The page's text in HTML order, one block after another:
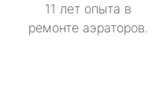
11 лет опыта в
ремонте аэраторов.